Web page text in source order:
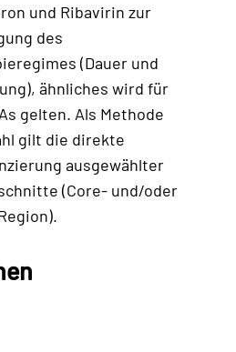
und Ribavirin zur
des
(Dauer und
ähnliches wird für
gelten. Als Methode
gilt die direkte
ausgewählter
(Core- und/oder